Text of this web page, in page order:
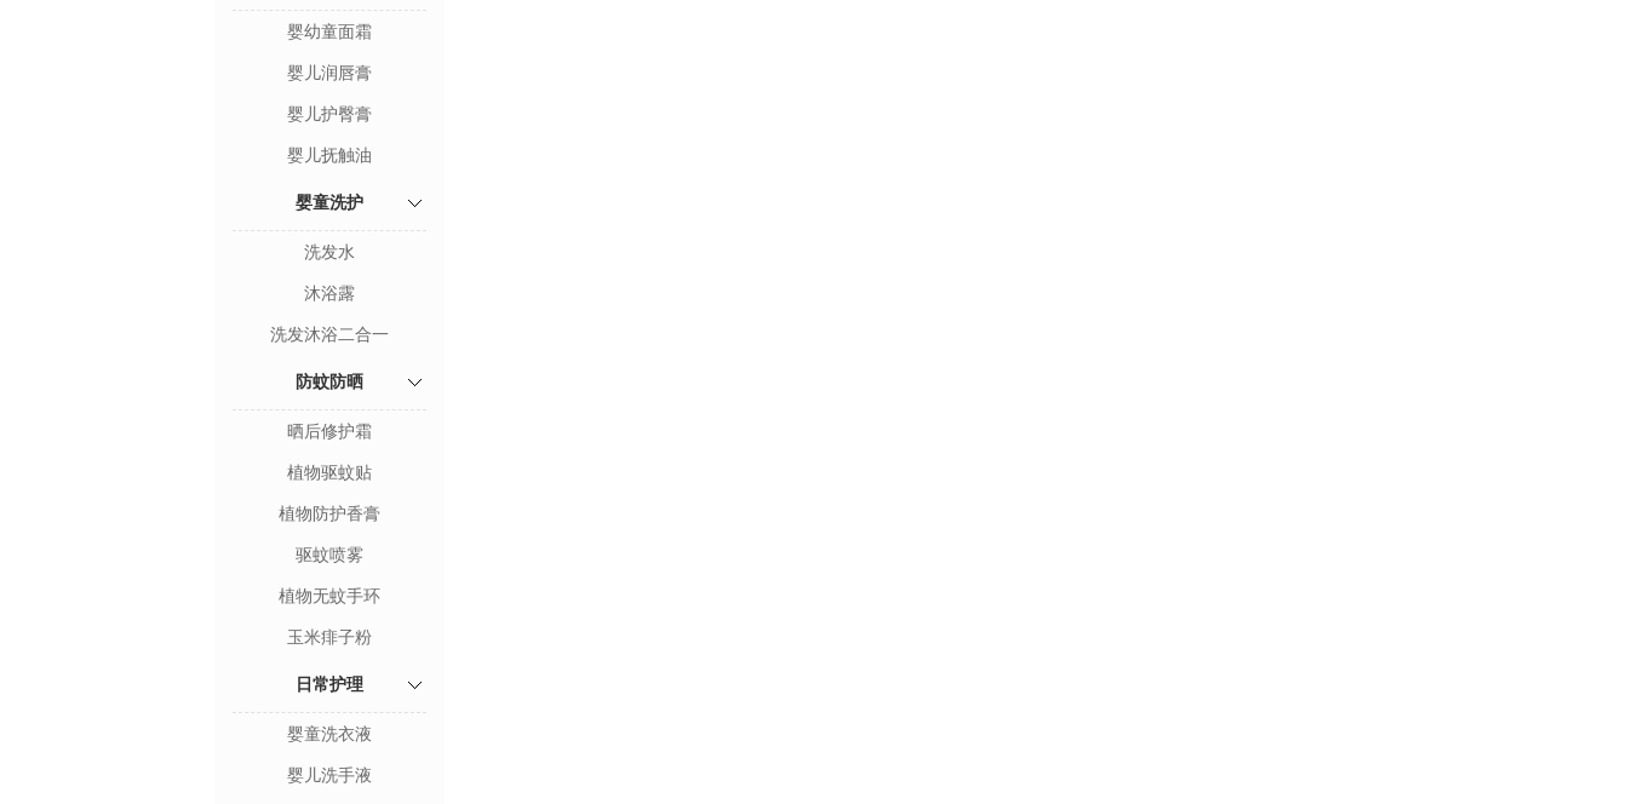
婴幼童面霜
婴儿润唇膏
婴儿护臀膏
婴儿抚触油
婴童洗护
洗发水
沐浴露
洗发沐浴二合一
防蚊防晒
晒后修护霜
植物驱蚊贴
植物防护香膏
驱蚊喷雾
植物无蚊手环
玉米痱子粉
日常护理
婴童洗衣液
婴儿洗手液